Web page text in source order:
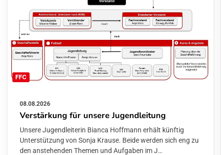
FFC
08.08.2026
Verstärkung für unsere Jugendleitung
Unsere Jugendleiterin Bianca Hoffmann erhält künftig
Unterstützung von Sonja Krause. Beide werden sich eng zu
den anstehenden Themen und Aufgaben im J…